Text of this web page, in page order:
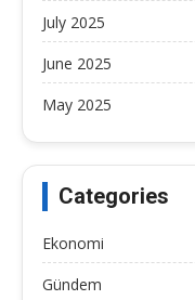
July 2025
June 2025
May 2025
Categories
Ekonomi
Gündem